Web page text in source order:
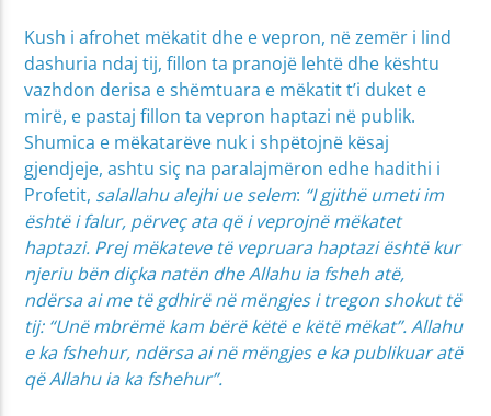
Kush i afrohet mëkatit dhe e vepron, në zemër i lind
dashuria ndaj tij, fillon ta pranojë lehtë dhe kështu
vazhdon derisa e shëmtuara e mëkatit t’i duket e
mirë, e pastaj fillon ta vepron haptazi në publik.
Shumica e mëkatarëve nuk i shpëtojnë kësaj
gjendjeje, ashtu siç na paralajmëron edhe hadithi i
Profetit, salallahu alejhi ue selem: “I gjithë umeti im
është i falur, përveç ata që i veprojnë mëkatet
haptazi. Prej mëkateve të vepruara haptazi është kur
njeriu bën diçka natën dhe Allahu ia fsheh atë,
ndërsa ai me të gdhirë në mëngjes i tregon shokut të
tij: “Unë mbrëmë kam bërë këtë e këtë mëkat”. Allahu
e ka fshehur, ndërsa ai në mëngjes e ka publikuar atë
që Allahu ia ka fshehur”.